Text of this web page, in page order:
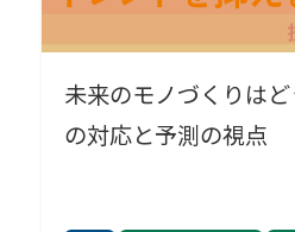
未来のモノづくりは
の対応と予測の視点